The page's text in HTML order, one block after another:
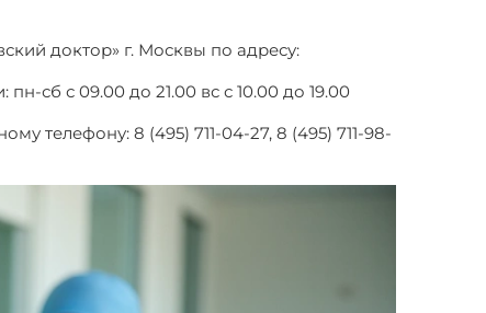
доктор» г. Москвы по адресу:
сб с 09.00 до 21.00 вс с 10.00 до 19.00
телефону: 8 (495) 711-04-27, 8 (495) 711-98-